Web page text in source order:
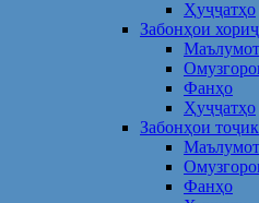
Ҳуҷҷатҳо
Забонҳои
Маълумот
Фанҳо
Ҳуҷҷатҳо
Забонҳои
Маълумот
Фанҳо